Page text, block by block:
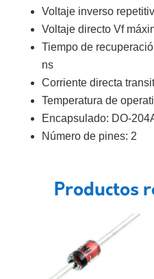
Voltaje inverso
Voltaje directo Vf
Tiempo de
ns
Corriente directa
Temperatura de
Encapsulado: DO-
Número de pines: 2
Productos